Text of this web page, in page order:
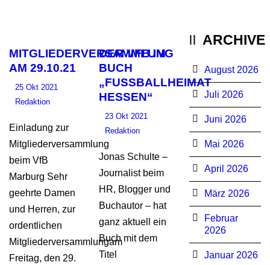
MITGLIEDERVERSAMMLUNG
AM 29.10.21
25 Okt 2021
Redaktion
Einladung zur
Mitgliederversammlung
beim VfB
Marburg Sehr
geehrte Damen
und Herren, zur
ordentlichen
Mitgliederversammlungam
Freitag, den 29.
DER VFB IM
BUCH
„FUSSBALLHEIMAT H
ESSEN“
23 Okt 2021
Redaktion
Jonas Schulte –
Journalist beim
HR, Blogger und
Buchautor – hat
ganz aktuell ein
Buch mit dem
Titel
ARCHIVE
August 2026
Juli 2026
Juni 2026
Mai 2026
April 2026
März 2026
Februar
2026
Januar 2026